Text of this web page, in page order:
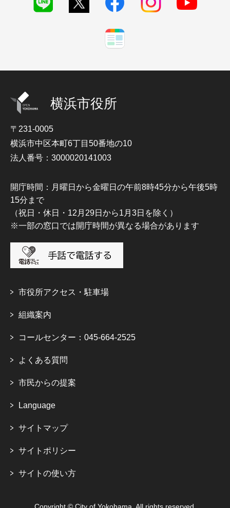
横浜市役所
〒231-0005
横浜市中区本町6丁目50番地の10
法人番号：3000020141003
開庁時間：月曜日から金曜日の午前8時45分から午後5時
15分まで
（祝日・休日・12月29日から1月3日を除く）
※一部の窓口では開庁時間が異なる場合があります
市役所アクセス・駐車場
組織案内
コールセンター：045-664-2525
よくある質問
市民からの提案
Language
サイトマップ
サイトポリシー
サイトの使い方